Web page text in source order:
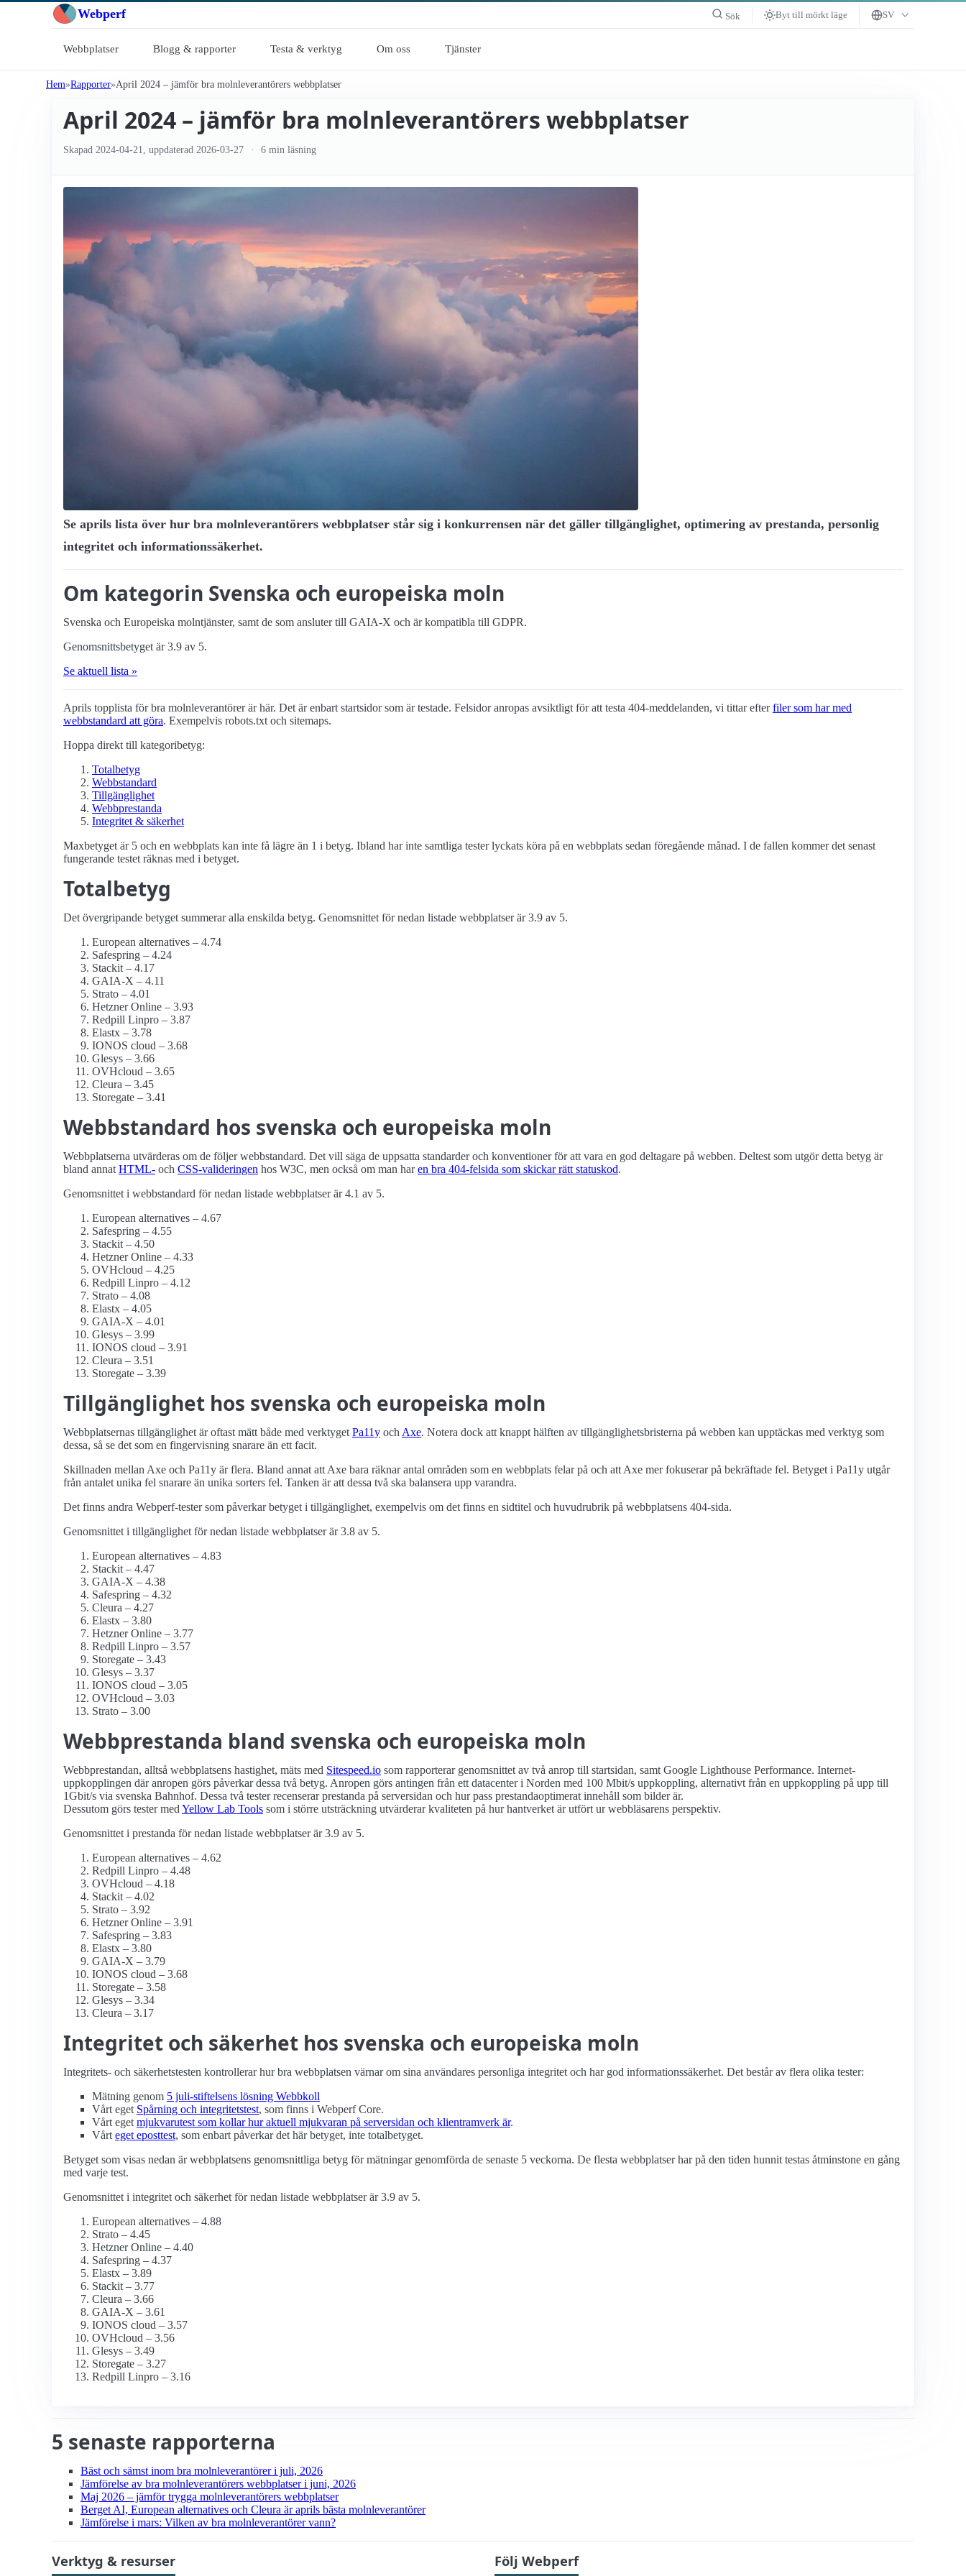
Webperf Sök Byt till mörkt läge SV
Webbplatser Blogg & rapporter Testa & verktyg Om oss Tjänster
Hem Rapporter April 2024 – jämför bra molnleverantörers webbplatser
April 2024 – jämför bra molnleverantörers webbplatser
Skapad 2024-04-21 , uppdaterad 2026-03-27 6 min läsning
Se aprils lista över hur bra molnleverantörers webbplatser står sig i konkurrensen när det gäller tillgänglighet, optimering av prestanda, personlig
integritet och informationssäkerhet.
Om kategorin Svenska och europeiska moln
Svenska och Europeiska molntjänster, samt de som ansluter till GAIA-X och är kompatibla till GDPR.
Genomsnittsbetyget är 3.9 av 5.
Se aktuell lista »
Aprils topplista för bra molnleverantörer är här. Det är enbart startsidor som är testade. Felsidor anropas avsiktligt för att testa 404-meddelanden, vi tittar efterfiler som har med
webbstandard att göra. Exempelvis robots.txt och sitemaps.
Hoppa direkt till kategoribetyg:
Totalbetyg
Webbstandard
Tillgänglighet
Webbprestanda
Integritet & säkerhet
Maxbetyget är 5 och en webbplats kan inte få lägre än 1 i betyg. Ibland har inte samtliga tester lyckats köra på en webbplats sedan föregående månad. I de fallen kommer det senast
fungerande testet räknas med i betyget.
Totalbetyg
Det övergripande betyget summerar alla enskilda betyg. Genomsnittet för nedan listade webbplatser är 3.9 av 5.
European alternatives – 4.74
Safespring – 4.24
Stackit – 4.17
GAIA-X – 4.11
Strato – 4.01
Hetzner Online – 3.93
Redpill Linpro – 3.87
Elastx – 3.78
IONOS cloud – 3.68
Glesys – 3.66
OVHcloud – 3.65
Cleura – 3.45
Storegate – 3.41
Webbstandard hos svenska och europeiska moln
Webbplatserna utvärderas om de följer webbstandard. Det vill säga de uppsatta standarder och konventioner för att vara en god deltagare på webben. Deltest som utgör detta betyg är
bland annat HTML- och CSS-valideringen hos W3C, men också om man haren bra 404-felsida som skickar rätt statuskod.
Genomsnittet i webbstandard för nedan listade webbplatser är 4.1 av 5.
European alternatives – 4.67
Safespring – 4.55
Stackit – 4.50
Hetzner Online – 4.33
OVHcloud – 4.25
Redpill Linpro – 4.12
Strato – 4.08
Elastx – 4.05
GAIA-X – 4.01
Glesys – 3.99
IONOS cloud – 3.91
Cleura – 3.51
Storegate – 3.39
Tillgänglighet hos svenska och europeiska moln
Webbplatsernas tillgänglighet är oftast mätt både med verktyget Pa11y och Axe. Notera dock att knappt hälften av tillgänglighetsbristerna på webben kan upptäckas med verktyg som
dessa, så se det som en fingervisning snarare än ett facit.
Skillnaden mellan Axe och Pa11y är flera. Bland annat att Axe bara räknar antal områden som en webbplats felar på och att Axe mer fokuserar på bekräftade fel. Betyget i Pa11y utgår
från antalet unika fel snarare än unika sorters fel. Tanken är att dessa två ska balansera upp varandra.
Det finns andra Webperf-tester som påverkar betyget i tillgänglighet, exempelvis om det finns en sidtitel och huvudrubrik på webbplatsens 404-sida.
Genomsnittet i tillgänglighet för nedan listade webbplatser är 3.8 av 5.
European alternatives – 4.83
Stackit – 4.47
GAIA-X – 4.38
Safespring – 4.32
Cleura – 4.27
Elastx – 3.80
Hetzner Online – 3.77
Redpill Linpro – 3.57
Storegate – 3.43
Glesys – 3.37
IONOS cloud – 3.05
OVHcloud – 3.03
Strato – 3.00
Webbprestanda bland svenska och europeiska moln
Webbprestandan, alltså webbplatsens hastighet, mäts med Sitespeed.io som rapporterar genomsnittet av två anrop till startsidan, samt Google Lighthouse Performance. Internet­
uppkopplingen där anropen görs påverkar dessa två betyg. Anropen görs antingen från ett datacenter i Norden med 100 Mbit/s uppkoppling, alternativt från en uppkoppling på upp till
1Gbit/s via svenska Bahnhof. Dessa två tester recenserar prestanda på serversidan och hur pass prestanda­optimerat innehåll som bilder är.
Dessutom görs tester med Yellow Lab Tools som i större utsträckning utvärderar kvaliteten på hur hantverket är utfört ur webbläsarens perspektiv.
Genomsnittet i prestanda för nedan listade webbplatser är 3.9 av 5.
European alternatives – 4.62
Redpill Linpro – 4.48
OVHcloud – 4.18
Stackit – 4.02
Strato – 3.92
Hetzner Online – 3.91
Safespring – 3.83
Elastx – 3.80
GAIA-X – 3.79
IONOS cloud – 3.68
Storegate – 3.58
Glesys – 3.34
Cleura – 3.17
Integritet och säkerhet hos svenska och europeiska moln
Integritets- och säkerhetstesten kontrollerar hur bra webbplatsen värnar om sina användares personliga integritet och har god informations­säkerhet. Det består av flera olika tester:
Mätning genom 5 juli-stiftelsens lösning Webbkoll
Vårt eget Spårning och integritetstest, som finns i Webperf Core.
Vårt eget mjukvarutest som kollar hur aktuell mjukvaran på serversidan och klient­ramverk är.
Vårt eget eposttest, som enbart påverkar det här betyget, inte totalbetyget.
Betyget som visas nedan är webbplatsens genomsnittliga betyg för mätningar genomförda de senaste 5 veckorna. De flesta webbplatser har på den tiden hunnit testas åtminstone en gång
med varje test.
Genomsnittet i integritet och säkerhet för nedan listade webbplatser är 3.9 av 5.
European alternatives – 4.88
Strato – 4.45
Hetzner Online – 4.40
Safespring – 4.37
Elastx – 3.89
Stackit – 3.77
Cleura – 3.66
GAIA-X – 3.61
IONOS cloud – 3.57
OVHcloud – 3.56
Glesys – 3.49
Storegate – 3.27
Redpill Linpro – 3.16
5 senaste rapporterna
Bäst och sämst inom bra molnleverantörer i juli, 2026
Jämförelse av bra molnleverantörers webbplatser i juni, 2026
Maj 2026 – jämför trygga molnleverantörers webbplatser
Berget AI, European alternatives och Cleura är aprils bästa molnleverantörer
Jämförelse i mars: Vilken av bra molnleverantörer vann?
Verktyg & resurser Följ Webperf